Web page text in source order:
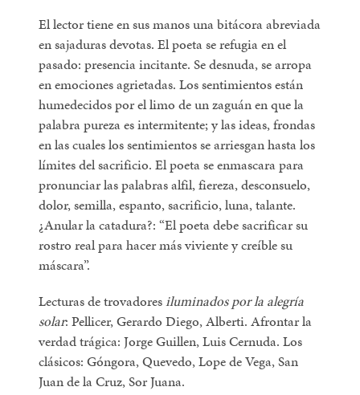
El lector tiene en sus manos una bitácora abreviada
en sajaduras devotas. El poeta se refugia en el
pasado: presencia incitante. Se desnuda, se arropa
en emociones agrietadas. Los sentimientos están
humedecidos por el limo de un zaguán en que la
palabra pureza es intermitente; y las ideas, frondas
en las cuales los sentimientos se arriesgan hasta los
límites del sacrificio. El poeta se enmascara para
pronunciar las palabras alfil, fiereza, desconsuelo,
dolor, semilla, espanto, sacrificio, luna, talante.
¿Anular la catadura?: “El poeta debe sacrificar su
rostro real para hacer más viviente y creíble su
máscara”.
Lecturas de trovadoresiluminados por la alegría
solar: Pellicer, Gerardo Diego, Alberti. Afrontar la
verdad trágica: Jorge Guillen, Luis Cernuda. Los
clásicos: Góngora, Quevedo, Lope de Vega, San
Juan de la Cruz, Sor Juana.